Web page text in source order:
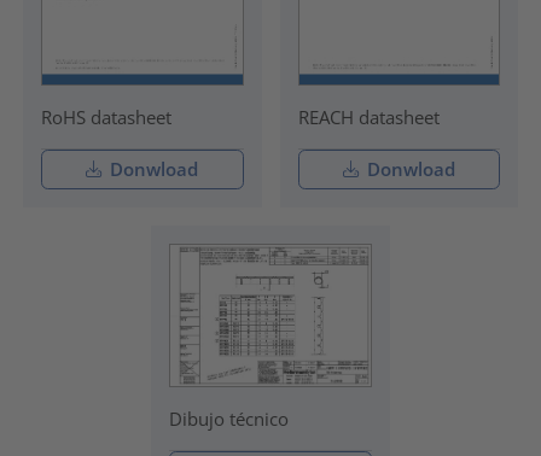
RoHS datasheet
Donwload
REACH datasheet
Donwload
Dibujo técnico